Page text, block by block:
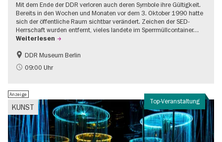
Mit dem Ende der DDR verloren auch deren Symbole ihre Gültigkeit.
Bereits in den Wochen und Monaten vor dem 3. Oktober 1990 hatte
sich der öffentliche Raum sichtbar verändert. Zeichen der SED-
Herrschaft wurden entfernt, vieles landete im Sperrmüllcontainer…
Weiterlesen
DDR-Geschichte
Politik & Gesellschaft
DDR Museum Berlin
09:00 Uhr
Top-Veranstaltung
KUNST
Anzeige